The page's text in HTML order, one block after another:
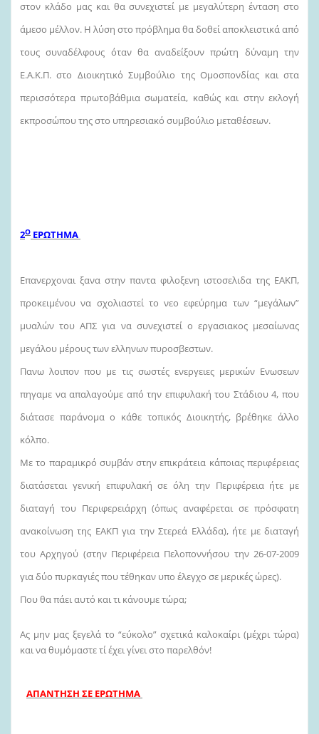
στον κλάδο μας και θα συνεχιστεί με μεγαλύτερη ένταση στο
άμεσο μέλλον. Η λύση στο πρόβλημα θα δοθεί αποκλειστικά από
τους συναδέλφους όταν θα αναδείξουν πρώτη δύναμη την
Ε.Α.Κ.Π. στο Διοικητικό Συμβούλιο της Ομοσπονδίας και στα
περισσότερα πρωτοβάθμια σωματεία, καθώς και στην εκλογή
εκπροσώπου της στο υπηρεσιακό συμβούλιο μεταθέσεων.
2Ο ΕΡΩΤΗΜΑ
Επανερχοναι ξανα στην παντα φιλοξενη ιστοσελιδα της ΕΑΚΠ,
προκειμένου να σχολιαστεί το νεο εφεύρημα των “μεγάλων”
μυαλών του ΑΠΣ για να συνεχιστεί ο εργασιακος μεσαίωνας
μεγάλου μέρους των ελληνων πυροσβεστων.
Πανω λοιπον που με τις σωστές ενεργειες μερικών Ενωσεων
πηγαμε να απαλαγούμε από την επιφυλακή του Στάδιου 4, που
διάτασε παράνομα ο κάθε τοπικός Διοικητής, βρέθηκε άλλο
κόλπο.
Με το παραμικρό συμβάν στην επικράτεια κάποιας περιφέρειας
διατάσεται γενική επιφυλακή σε όλη την Περιφέρεια ήτε με
διαταγή του Περιφερειάρχη (όπως αναφέρεται σε πρόσφατη
ανακοίνωση της ΕΑΚΠ για την Στερεά Ελλάδα), ήτε με διαταγή
του Αρχηγού (στην Περιφέρεια Πελοποννήσου την 26-07-2009
για δύο πυρκαγιές που τέθηκαν υπο έλεγχο σε μερικές ώρες).
Που θα πάει αυτό και τι κάνουμε τώρα;
Ας μην μας ξεγελά το “εύκολο” σχετικά καλοκαίρι (μέχρι τώρα)
και να θυμόμαστε τί έχει γίνει στο παρελθόν!
ΑΠΑΝΤΗΣΗ ΣΕ ΕΡΩΤΗΜΑ